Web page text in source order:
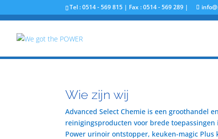
Tel : 0514 - 569 815 | Fax : 0514 - 569 289 |
Wie zijn wij
Advanced Select Chemie is een groothandel
reinigingsproducten voor brede
Power urinoir ontstopper, keuken-magic